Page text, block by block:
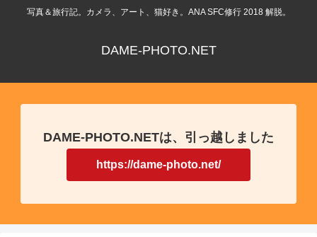
写真＆旅行記。カメラ、アート、猫好き。ANA SFC修行 2018 解脱。
DAME-PHOTO.NET
DAME-PHOTO.NETは、引っ越しました
https://dame-photo.net/